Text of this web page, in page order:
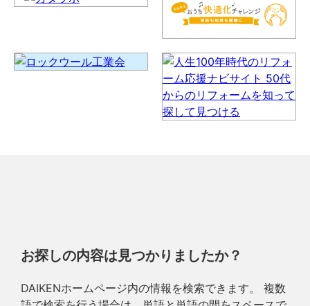
お探しの内容は見つかりましたか？
DAIKENホームページ内の情報を検索できます。 複数